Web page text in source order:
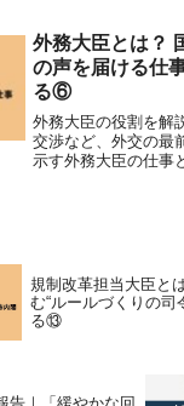
外務大臣とは？
の声を届ける仕
る⑥
外務大臣の役割を解
交渉など、外交の最
示す外務大臣の仕事
規制改革担当大臣と
む“ルールづくりの司
る⑬